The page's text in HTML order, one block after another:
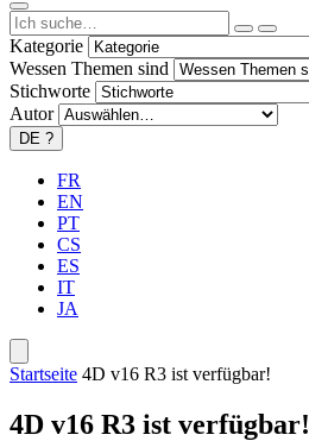
Kategorie
Wessen Themen sind
Stichworte
Autor
DE ?
FR
EN
PT
CS
ES
IT
JA
Startseite 4D v16 R3 ist verfügbar!
4D v16 R3 ist verfügbar!